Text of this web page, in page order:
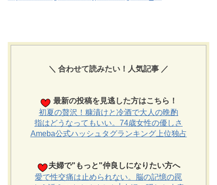
＼ 合わせて読みたい！人気記事 ／
最新の投稿を見逃した方はこちら！
初夏の贅沢！糠漬けと冷酒で大人の晩酌
指はどうなってもいい。74歳女性の優しさ
Ameba公式ハッシュタグランキング上位独占
夫婦で"もっと"仲良しになりたい方へ
愛で性交痛は止められない。脳の記憶の罠